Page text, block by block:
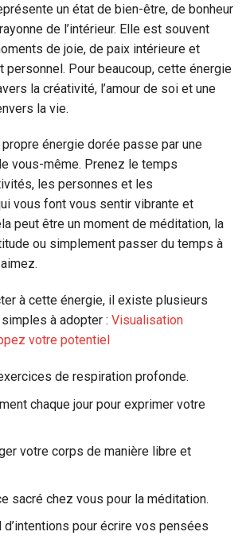
un état de bien-être, de bonheur
de l’intérieur. Elle est souvent
de joie, de paix intérieure et
personnel. Pour beaucoup, cette énergie
la créativité, l’amour de soi et une
la vie.
propre énergie dorée passe par une
vous-même. Prenez le temps
les personnes et les
vous font vous sentir vibrante et
peut être un moment de méditation, la
ou simplement passer du temps à
à cette énergie, il existe plusieurs
à adopter : Visualisation
votre potentiel
de respiration profonde.
chaque jour pour exprimer votre
votre corps de manière libre et
sacré chez vous pour la méditation.
d’intentions pour écrire vos pensées